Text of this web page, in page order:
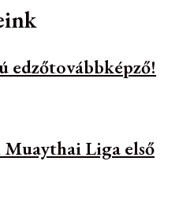
edzőtovábbképző!
Liga első